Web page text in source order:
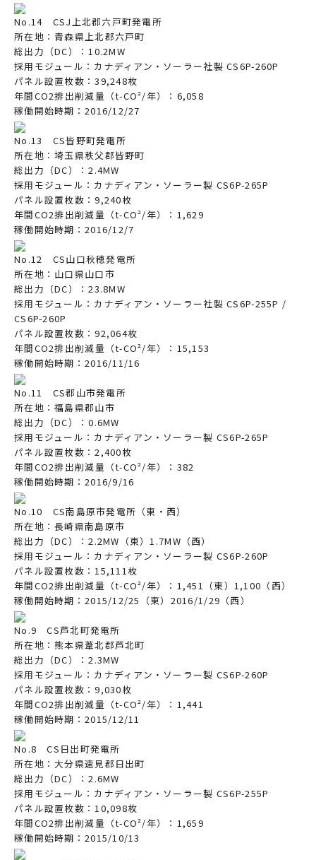
No.14 CSJ上北郡六戸町発電所
所在地：青森県上北郡六戸町
総出力（DC）：10.2MW
採用モジュール：カナディアン・ソーラー社製 CS6P-260P
パネル設置枚数：39,248枚
年間CO2排出削減量（t-CO²/年）：6,058
稼働開始時期：2016/12/27
No.13 CS皆野町発電所
所在地：埼玉県秩父郡皆野町
総出力（DC）：2.4MW
採用モジュール：カナディアン・ソーラー製 CS6P-265P
パネル設置枚数：9,240枚
年間CO2排出削減量（t-CO²/年）：1,629
稼働開始時期：2016/12/7
No.12 CS山口秋穂発電所
所在地：山口県山口市
総出力（DC）：23.8MW
採用モジュール：カナディアン・ソーラー社製 CS6P-255P /
CS6P-260P
パネル設置枚数：92,064枚
年間CO2排出削減量（t-CO²/年）：15,153
稼働開始時期：2016/11/16
No.11 CS郡山市発電所
所在地：福島県郡山市
総出力（DC）：0.6MW
採用モジュール：カナディアン・ソーラー製 CS6P-265P
パネル設置枚数：2,400枚
年間CO2排出削減量（t-CO²/年）：382
稼働開始時期：2016/9/16
No.10 CS南島原市発電所（東・西）
所在地：長崎県南島原市
総出力（DC）：2.2MW（東）1.7MW（西）
採用モジュール：カナディアン・ソーラー製 CS6P-260P
パネル設置枚数：15,111枚
年間CO2排出削減量（t-CO²/年）：1,451（東）1,100（西）
稼働開始時期：2015/12/25（東）2016/1/29（西）
No.9 CS芦北町発電所
所在地：熊本県葦北郡芦北町
総出力（DC）：2.3MW
採用モジュール：カナディアン・ソーラー製 CS6P-260P
パネル設置枚数：9,030枚
年間CO2排出削減量（t-CO²/年）：1,441
稼働開始時期：2015/12/11
No.8 CS日出町発電所
所在地：大分県速見郡日出町
総出力（DC）：2.6MW
採用モジュール：カナディアン・ソーラー製 CS6P-255P
パネル設置枚数：10,098枚
年間CO2排出削減量（t-CO²/年）：1,659
稼働開始時期：2015/10/13